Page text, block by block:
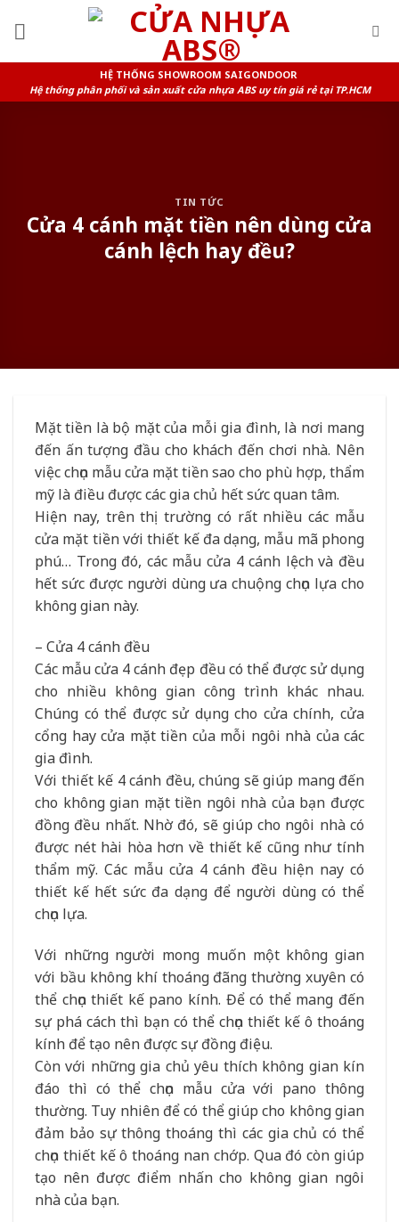
HỆ THỐNG SHOWROOM SAIGONDOOR
Hệ thống phân phối và sản xuất cửa nhựa ABS uy tín giá rẻ tại TP.HCM
TIN TỨC
Cửa 4 cánh mặt tiền nên dùng cửa
cánh lệch hay đều?
Mặt tiền là bộ mặt của mỗi gia đình, là nơi mang
đến ấn tượng đầu cho khách đến chơi nhà. Nên
việc chọn mẫu cửa mặt tiền sao cho phù hợp, thẩm
mỹ là điều được các gia chủ hết sức quan tâm.
Hiện nay, trên thị trường có rất nhiều các mẫu
cửa mặt tiền với thiết kế đa dạng, mẫu mã phong
phú… Trong đó, các mẫu cửa 4 cánh lệch và đều
hết sức được người dùng ưa chuộng chọn lựa cho
không gian này.
– Cửa 4 cánh đều
Các mẫu cửa 4 cánh đẹp đều có thể được sử dụng
cho nhiều không gian công trình khác nhau.
Chúng có thể được sử dụng cho cửa chính, cửa
cổng hay cửa mặt tiền của mỗi ngôi nhà của các
gia đình.
Với thiết kế 4 cánh đều, chúng sẽ giúp mang đến
cho không gian mặt tiền ngôi nhà của bạn được
đồng đều nhất. Nhờ đó, sẽ giúp cho ngôi nhà có
được nét hài hòa hơn về thiết kế cũng như tính
thẩm mỹ. Các mẫu cửa 4 cánh đều hiện nay có
thiết kế hết sức đa dạng để người dùng có thể
chọn lựa.
Với những người mong muốn một không gian
với bầu không khí thoáng đãng thường xuyên có
thể chọn thiết kế pano kính. Để có thể mang đến
sự phá cách thì bạn có thể chọn thiết kế ô thoáng
kính để tạo nên được sự đồng điệu.
Còn với những gia chủ yêu thích không gian kín
đáo thì có thể chọn mẫu cửa với pano thông
thường. Tuy nhiên để có thể giúp cho không gian
đảm bảo sự thông thoáng thì các gia chủ có thể
chọn thiết kế ô thoáng nan chớp. Qua đó còn giúp
tạo nên được điểm nhấn cho không gian ngôi
nhà của bạn.